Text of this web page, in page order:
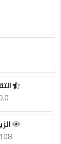
أضف
مطلوب
طلب